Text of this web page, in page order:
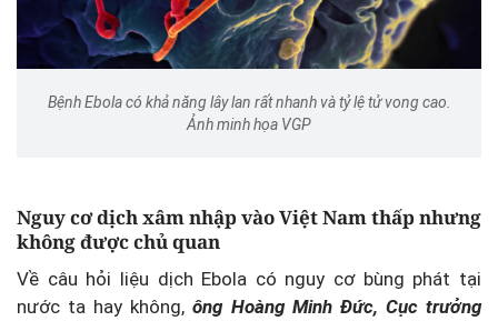
Bệnh Ebola có khả năng lây lan rất nhanh và tỷ lệ tử vong cao.
Ảnh minh họa VGP
Nguy cơ dịch xâm nhập vào Việt Nam thấp nhưng
không được chủ quan
Về câu hỏi liệu dịch Ebola có nguy cơ bùng phát tại
nước ta hay không,ông Hoàng Minh Đức, Cục trưởng